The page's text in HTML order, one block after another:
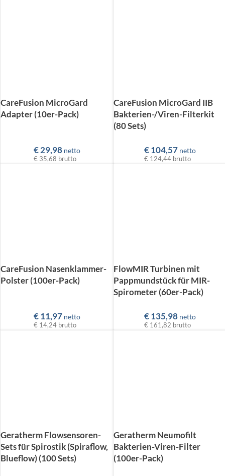
CareFusion MicroGard
Adapter (10er-Pack)
€29,98 netto
€ 35,68 brutto
CareFusion MicroGard IIB
Bakterien-/Viren-Filterkit
(80 Sets)
€104,57 netto
€ 124,44 brutto
CareFusion Nasenklammer-
Polster (100er-Pack)
€11,97 netto
€ 14,24 brutto
FlowMIR Turbinen mit
Pappmundstück für MIR-
Spirometer (60er-Pack)
€135,98 netto
€ 161,82 brutto
Geratherm Flowsensoren-
Sets für Spirostik (Spiraflow,
Blueflow) (100 Sets)
Geratherm Neumofilt
Bakterien-Viren-Filter
(100er-Pack)